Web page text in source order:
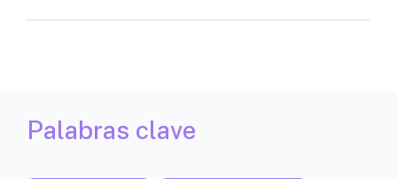
Palabras clave